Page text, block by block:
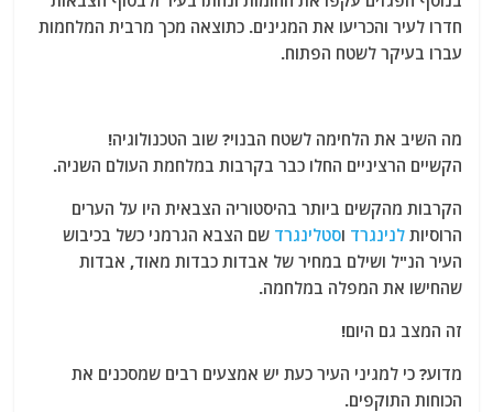
חדרו לעיר והכריעו את המגינים. כתוצאה מכך מרבית המלחמות
עברו בעיקר לשטח הפתוח.
מה השיב את הלחימה לשטח הבנוי? שוב הטכנולוגיה!
הקשיים הרציניים החלו כבר בקרבות במלחמת העולם השניה.
הקרבות מהקשים ביותר בהיסטוריה הצבאית היו על הערים
הרוסיותלנינגרד וסטלינגרד שם הצבא הגרמני כשל בכיבוש
העיר הנ"ל ושילם במחיר של אבדות כבדות מאוד, אבדות
שהחישו את המפלה במלחמה.
זה המצב גם היום!
מדוע? כי למגיני העיר כעת יש אמצעים רבים שמסכנים את
הכוחות התוקפים.